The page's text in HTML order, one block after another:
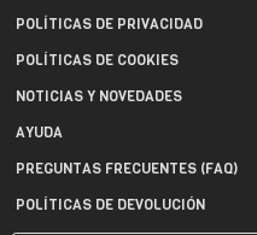
POLÍTICAS DE PRIVACIDAD
POLÍTICAS DE COOKIES
NOTICIAS Y NOVEDADES
AYUDA
PREGUNTAS FRECUENTES (FAQ)
POLÍTICAS DE DEVOLUCIÓN